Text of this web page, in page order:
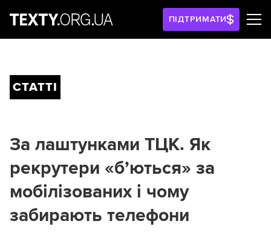
ПІДТРИМАТИ
СТАТТІ
За лаштунками ТЦК. Як
рекрутери «б’ються» за
мобілізованих і чому
забирають телефони